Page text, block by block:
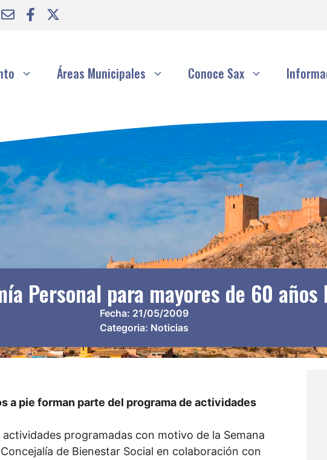
Áreas Municipales Conoce Sax
Personal para mayores de 60
Fecha: 21/05/2009
Categoria: Noticias
a pie forman parte del programa de actividades
programadas con motivo de la Semana
de Bienestar Social en colaboración con